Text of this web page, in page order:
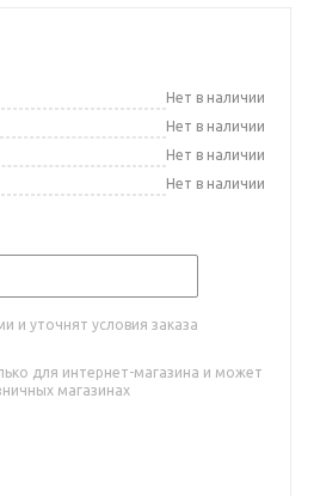
Нет в наличии
Нет в наличии
Нет в наличии
Нет в наличии
и уточнят условия заказа
для интернет-магазина и может
магазинах